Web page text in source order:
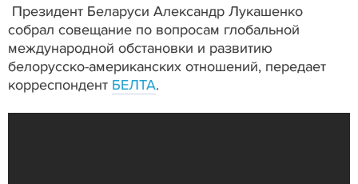
Президент Беларуси Александр Лукашенко
собрал совещание по вопросам глобальной
международной обстановки и развитию
белорусско-американских отношений, передает
корреспондент БЕЛТА.